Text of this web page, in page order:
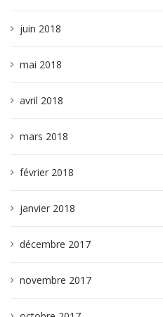
juin 2018
mai 2018
avril 2018
mars 2018
février 2018
janvier 2018
décembre 2017
novembre 2017